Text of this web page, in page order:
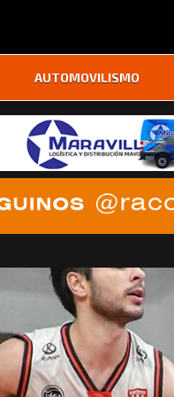
AUTOMOVILISMO